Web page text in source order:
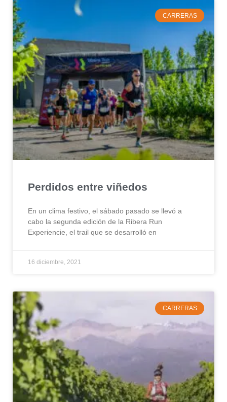
CARRERAS
Perdidos entre viñedos
En un clima festivo, el sábado pasado se llevó a
cabo la segunda edición de la Ribera Run
Experiencie, el trail que se desarrolló en
16 diciembre, 2021
CARRERAS